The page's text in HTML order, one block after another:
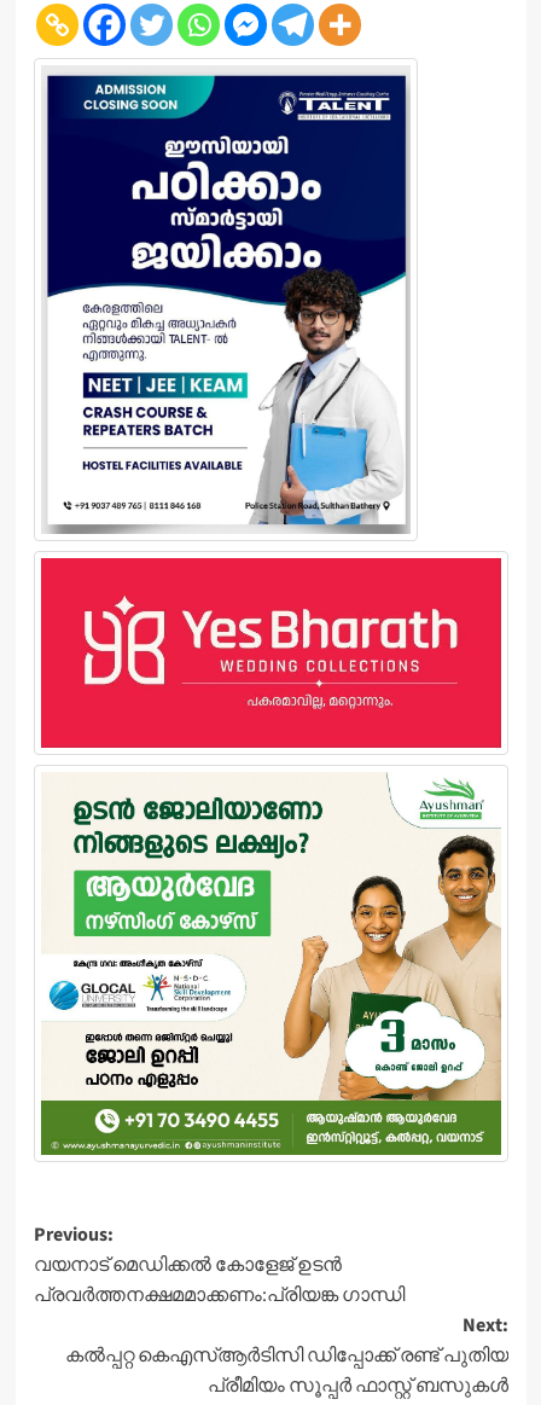
Post
navigation
Previous:
വയനാട് മെഡിക്കൽ കോളേജ് ഉടൻ
പ്രവർത്തനക്ഷമമാക്കണം:പ്രിയങ്ക ഗാന്ധി
Next:
കൽപ്പറ്റ കെഎസ്ആർടിസി ഡിപ്പോക്ക് രണ്ട് പുതിയ
പ്രീമിയം സൂപ്പർ ഫാസ്റ്റ് ബസുകൾ